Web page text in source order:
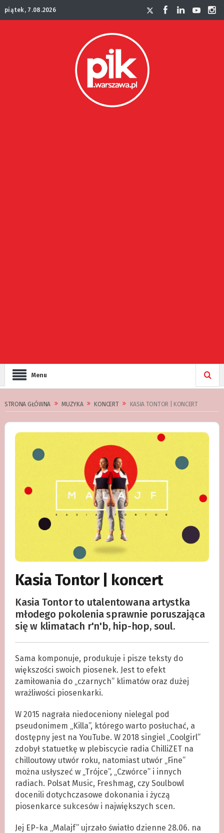
piątek, 7.08.2026
Menu
STRONA GŁÓWNA MUZYKA KONCERT KASIA TONTOR | KONCERT
Kasia Tontor | koncert
Kasia Tontor to utalentowana artystka
młodego pokolenia sprawnie poruszająca
się w klimatach r'n'b, hip-hop, soul.
Sama komponuje, produkuje i pisze teksty do
większości swoich piosenek. Jest to efekt
zamiłowania do „czarnych” klimatów oraz dużej
wrażliwości piosenkarki.
W 2015 nagrała niedoceniony nielegal pod
pseudonimem „Killa”, którego warto posłuchać, a
dostępny jest na YouTube. W 2018 singiel „Coolgirl”
zdobył statuetkę w plebiscycie radia ChilliZET na
chilloutowy utwór roku, natomiast utwór „Fine”
można usłyszeć w „Trójce”, „Czwórce” i innych
radiach. Polsat Music, Freshmag, czy Soulbowl
docenili dotychczasowe dokonania i życzą
piosenkarce sukcesów i największych scen.
Jej EP-ka „Malajf” ujrzało światło dzienne 28.06. na